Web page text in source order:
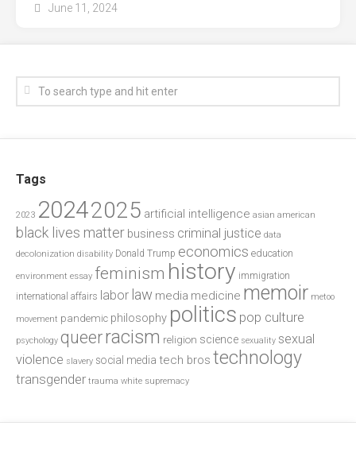
June 11, 2024
Tags
2023 20242025 artificial intelligence asian american
black lives matter business criminal justice data
decolonization disability Donald Trump economics education
environment essay feminism history immigration
international affairs labor law media medicine memoir metoo
movement pandemic philosophy politics pop culture
psychology queerracism religion science sexuality sexual
violence slavery social media tech bros technology
transgender trauma white supremacy